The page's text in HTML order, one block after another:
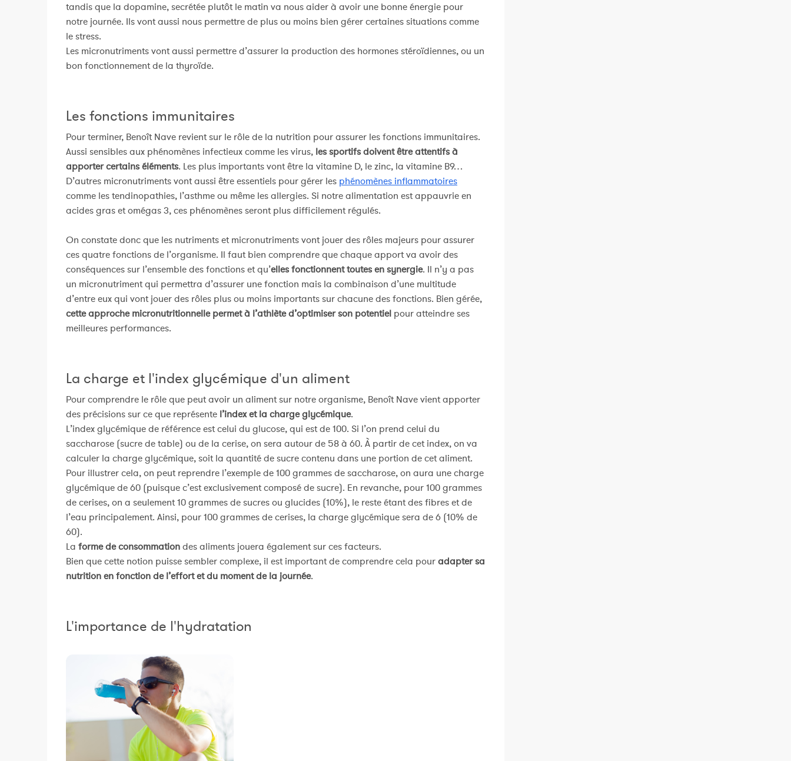
tandis que la dopamine, secrétée plutôt le matin va nous aider à avoir une bonne énergie pour
notre journée. Ils vont aussi nous permettre de plus ou moins bien gérer certaines situations comme
le stress.
Les micronutriments vont aussi permettre d’assurer la production des hormones stéroïdiennes, ou un
bon fonctionnement de la thyroïde.
Les fonctions immunitaires
Pour terminer, Benoît Nave revient sur le rôle de la nutrition pour assurer les fonctions immunitaires.
Aussi sensibles aux phénomènes infectieux comme les virus, les sportifs doivent être attentifs à
apporter certains éléments. Les plus importants vont être la vitamine D, le zinc, la vitamine B9…
D’autres micronutriments vont aussi être essentiels pour gérer les phénomènes inflammatoires
comme les tendinopathies, l’asthme ou même les allergies. Si notre alimentation est appauvrie en
acides gras et omégas 3, ces phénomènes seront plus difficilement régulés.
On constate donc que les nutriments et micronutriments vont jouer des rôles majeurs pour assurer
ces quatre fonctions de l’organisme. Il faut bien comprendre que chaque apport va avoir des
conséquences sur l’ensemble des fonctions et qu’elles fonctionnent toutes en synergie. Il n’y a pas
un micronutriment qui permettra d’assurer une fonction mais la combinaison d’une multitude
d’entre eux qui vont jouer des rôles plus ou moins importants sur chacune des fonctions. Bien gérée,
cette approche micronutritionnelle permet à l’athlète d’optimiser son potentiel pour atteindre ses
meilleures performances.
La charge et l'index glycémique d'un aliment
Pour comprendre le rôle que peut avoir un aliment sur notre organisme, Benoît Nave vient apporter
des précisions sur ce que représente l’index et la charge glycémique.
L’index glycémique de référence est celui du glucose, qui est de 100. Si l’on prend celui du
saccharose (sucre de table) ou de la cerise, on sera autour de 58 à 60. À partir de cet index, on va
calculer la charge glycémique, soit la quantité de sucre contenu dans une portion de cet aliment.
Pour illustrer cela, on peut reprendre l’exemple de 100 grammes de saccharose, on aura une charge
glycémique de 60 (puisque c’est exclusivement composé de sucre). En revanche, pour 100 grammes
de cerises, on a seulement 10 grammes de sucres ou glucides (10%), le reste étant des fibres et de
l’eau principalement. Ainsi, pour 100 grammes de cerises, la charge glycémique sera de 6 (10% de
60).
La forme de consommationdes aliments jouera également sur ces facteurs.
Bien que cette notion puisse sembler complexe, il est important de comprendre cela pouradapter sa
nutrition en fonction de l’effort et du moment de la journée.
L'importance de l'hydratation